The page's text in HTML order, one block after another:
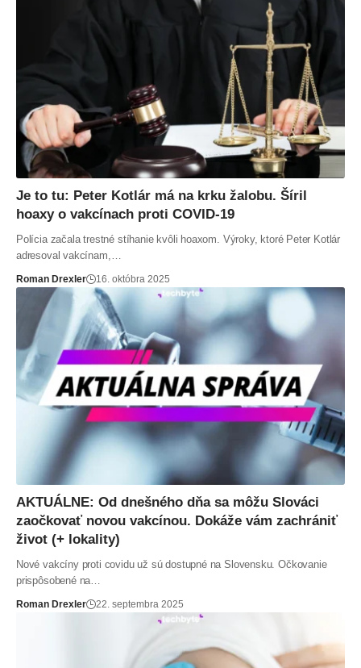
Je to tu: Peter Kotlár má na krku žalobu. Šíril
hoaxy o vakcínach proti COVID-19
Polícia začala trestné stíhanie kvôli hoaxom. Výroky, ktoré Peter Kotlár
adresoval vakcínam,…
Roman Drexler 16. októbra 2025
AKTUÁLNE: Od dnešného dňa sa môžu Slováci
zaočkovať novou vakcínou. Dokáže vám zachrániť
život (+ lokality)
Nové vakcíny proti covidu už sú dostupné na Slovensku. Očkovanie
prispôsobené na…
Roman Drexler 22. septembra 2025